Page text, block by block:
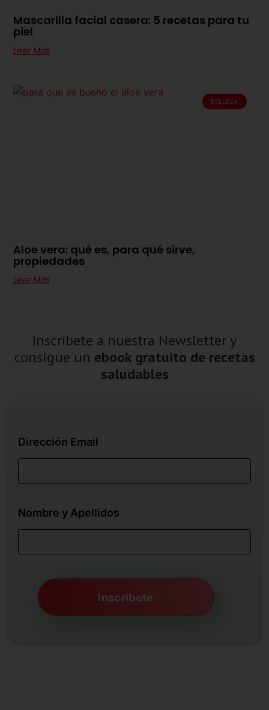
Mascarilla facial casera: 5 recetas para tu
piel
Leer Más
BELLEZA
Aloe vera: qué es, para qué sirve,
propiedades
Leer Más
Inscríbete a nuestra Newsletter y
consigue un ebook gratuito de recetas
saludables
Dirección Email
Nombre y Apellidos